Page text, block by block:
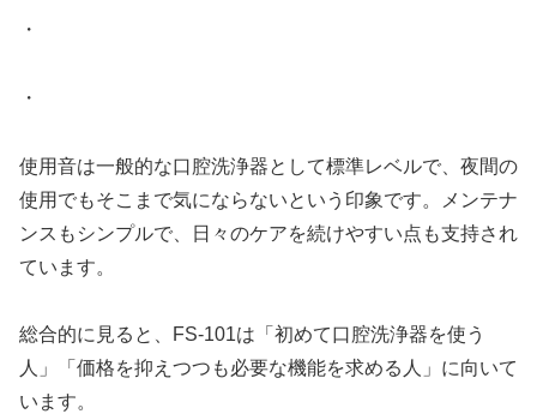
・
・
使用音は一般的な口腔洗浄器として標準レベルで、夜間の
使用でもそこまで気にならないという印象です。メンテナ
ンスもシンプルで、日々のケアを続けやすい点も支持され
ています。
総合的に見ると、FS-101は「初めて口腔洗浄器を使う
人」「価格を抑えつつも必要な機能を求める人」に向いて
います。